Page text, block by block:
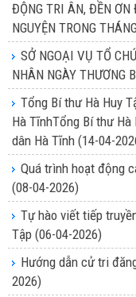
ĐỘNG TRI ÂN, ĐỀN
NGUYỆN TRONG
SỞ NGOẠI VỤ TỔ
NHÂN NGÀY THƯƠNG
Tổng Bí thư Hà Huy
Hà TĩnhTổng Bí thư
dân Hà Tĩnh (14-04-
Quá trình hoạt động
(08-04-2026)
Tự hào viết tiếp
Tập (06-04-2026)
Hướng dẫn cử tri
2026)